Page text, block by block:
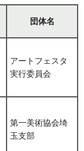
団体名
アートフェスタ
実行委員会
第一美術協会埼
玉支部